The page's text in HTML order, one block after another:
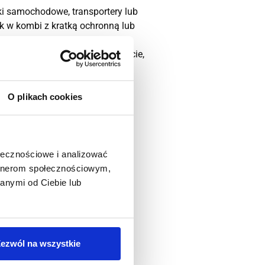
O plikach cookies
i analizować
społecznościowym,
od Ciebie lub
na wszystkie
samochodowe, transportery lub
w kombi z kratką ochronną lub
psa w zamkniętym aucie,
z psem będzie bezpieczna i
mogą prowadzić do
kierowcy.
lub infekcji oczu i uszu.
dyskomfort u psa.